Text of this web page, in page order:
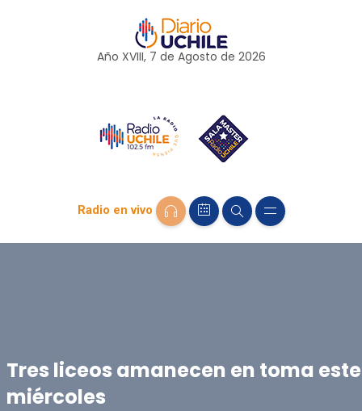
Año XVIII, 7 de Agosto de 2026
Radio en vivo
Tres liceos amanecen en toma este
miércoles